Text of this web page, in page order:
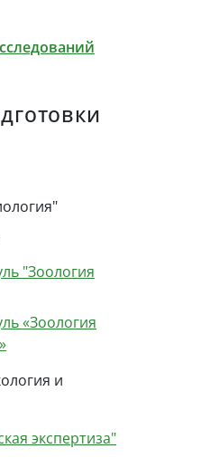
"Зоология
«Зоология
и
экспертиза"